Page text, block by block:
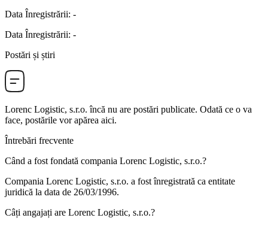
Data Înregistrării: -
Data Înregistrării: -
Postări și știri
Lorenc Logistic, s.r.o. încă nu are postări publicate. Odată ce o va
face, postările vor apărea aici.
Întrebări frecvente
Când a fost fondată compania Lorenc Logistic, s.r.o.?
Compania Lorenc Logistic, s.r.o. a fost înregistrată ca entitate
juridică la data de 26/03/1996.
Câți angajați are Lorenc Logistic, s.r.o.?